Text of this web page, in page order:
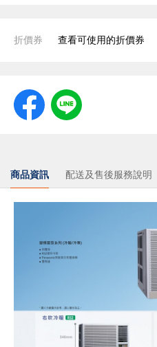
折價券 查看可使用的折價券
商品資訊 配送及售後服務說明